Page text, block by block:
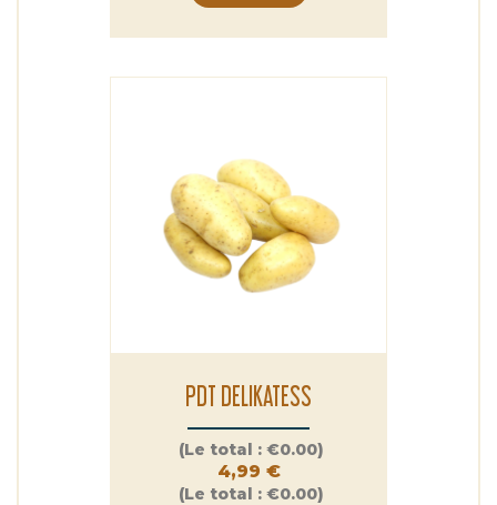
PDT DELIKATESS
Prix
(Le total : €0.00)
4,99 €
(Le total : €0.00)